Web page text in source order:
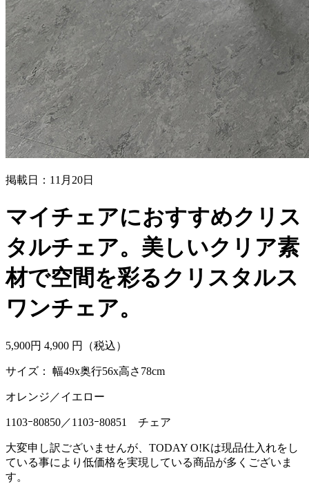
掲載日：11月20日
マイチェアにおすすめクリス
タルチェア。美しいクリア素
材で空間を彩るクリスタルス
ワンチェア。
5,900円 4,900 円（税込）
サイズ： 幅49x奥行56x高さ78cm
オレンジ／イエロー
1103ｰ80850／1103ｰ80851 チェア
大変申し訳ございませんが、TODAY O!Kは現品仕入れをし
ている事により低価格を実現している商品が多くございま
す。